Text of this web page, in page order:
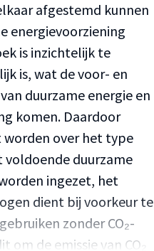
afgestemd kunnen
energievoorziening
is inzichtelijk te
is, wat de voor- en
duurzame energie en
komen. Daardoor
worden over het type
duurzame
ingezet, het
dient bij voorkeur te
zonder CO₂-
de emissie van CO₂